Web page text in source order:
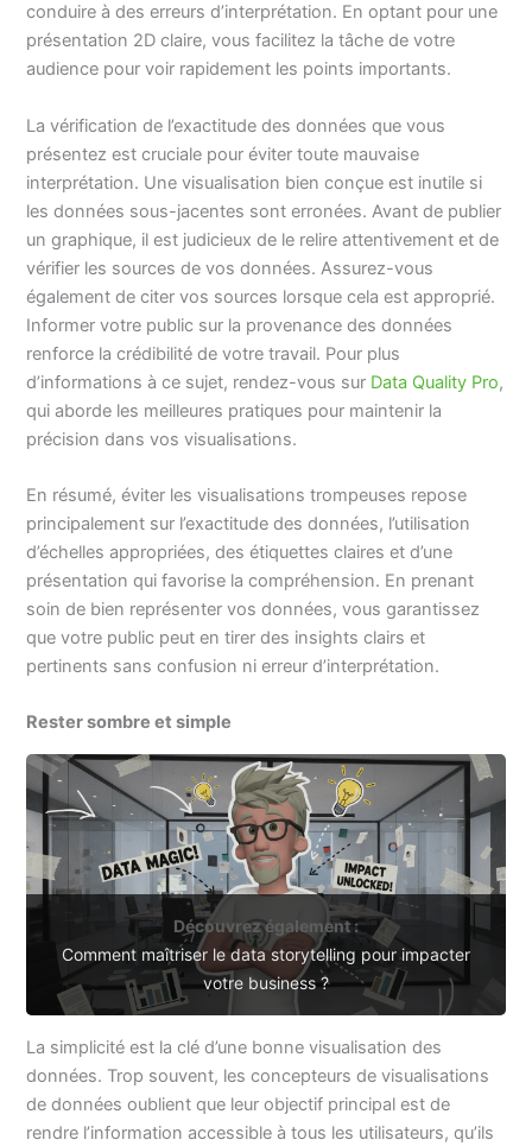
conduire à des erreurs d’interprétation. En optant pour une
présentation 2D claire, vous facilitez la tâche de votre
audience pour voir rapidement les points importants.
La vérification de l’exactitude des données que vous
présentez est cruciale pour éviter toute mauvaise
interprétation. Une visualisation bien conçue est inutile si
les données sous-jacentes sont erronées. Avant de publier
un graphique, il est judicieux de le relire attentivement et de
vérifier les sources de vos données. Assurez-vous
également de citer vos sources lorsque cela est approprié.
Informer votre public sur la provenance des données
renforce la crédibilité de votre travail. Pour plus
d’informations à ce sujet, rendez-vous sur Data Quality Pro,
qui aborde les meilleures pratiques pour maintenir la
précision dans vos visualisations.
En résumé, éviter les visualisations trompeuses repose
principalement sur l’exactitude des données, l’utilisation
d’échelles appropriées, des étiquettes claires et d’une
présentation qui favorise la compréhension. En prenant
soin de bien représenter vos données, vous garantissez
que votre public peut en tirer des insights clairs et
pertinents sans confusion ni erreur d’interprétation.
Rester sombre et simple
Découvrez également :
Comment maîtriser le data storytelling pour impacter
votre business ?
La simplicité est la clé d’une bonne visualisation des
données. Trop souvent, les concepteurs de visualisations
de données oublient que leur objectif principal est de
rendre l’information accessible à tous les utilisateurs, qu’ils